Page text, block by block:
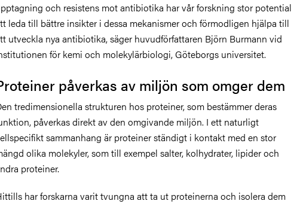
och resistens mot antibiotika har vår forskning stor potential
leda till bättre insikter i dessa mekanismer och förmodligen hjälpa till
utveckla nya antibiotika, säger huvudförfattaren Björn Burmann vid
för kemi och molekylärbiologi, Göteborgs universitet.
påverkas av miljön som omger dem
tredimensionella strukturen hos proteiner, som bestämmer deras
påverkas direkt av den omgivande miljön. I ett naturligt
sammanhang är proteiner ständigt i kontakt med en stor
olika molekyler, som till exempel salter, kolhydrater, lipider och
proteiner.
har forskarna varit tvungna att ta ut proteinerna och isolera dem